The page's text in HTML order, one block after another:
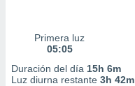
Primera luz
05:05
Duración del día 15h 6m
Luz diurna restante 3h 42m